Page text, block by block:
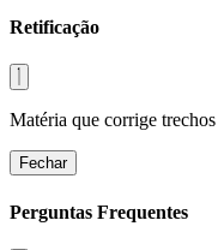
Retificação
Matéria que corrige
Fechar
Perguntas Frequentes